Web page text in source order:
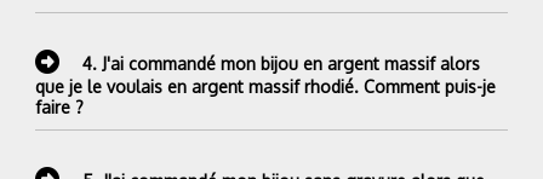
4. J'ai commandé mon bijou en argent massif alors
que je le voulais en argent massif rhodié. Comment puis-je
faire ?